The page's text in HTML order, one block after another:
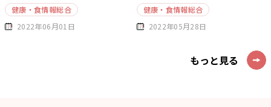
健康・食情報総合
2022年06月01日
健康・食情報総合
2022年05月28日
もっと見る